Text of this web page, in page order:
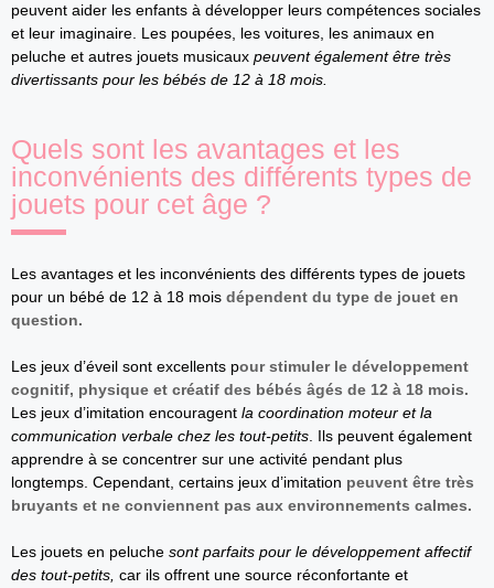
peuvent aider les enfants à développer leurs compétences sociales
et leur imaginaire. Les poupées, les voitures, les animaux en
peluche et autres jouets musicaux peuvent également être très
divertissants pour les bébés de 12 à 18 mois.
Quels sont les avantages et les
inconvénients des différents types de
jouets pour cet âge ?
Les avantages et les inconvénients des différents types de jouets
pour un bébé de 12 à 18 mois dépendent du type de jouet en
question.
Les jeux d’éveil sont excellents pour stimuler le développement
cognitif, physique et créatif des bébés âgés de 12 à 18 mois.
Les jeux d’imitation encouragent la coordination moteur et la
communication verbale chez les tout-petits . Ils peuvent également
apprendre à se concentrer sur une activité pendant plus
longtemps. Cependant, certains jeux d’imitation peuvent être très
bruyants et ne conviennent pas aux environnements calmes.
Les jouets en peluche sont parfaits pour le développement affectif
des tout-petits, car ils offrent une source réconfortante et